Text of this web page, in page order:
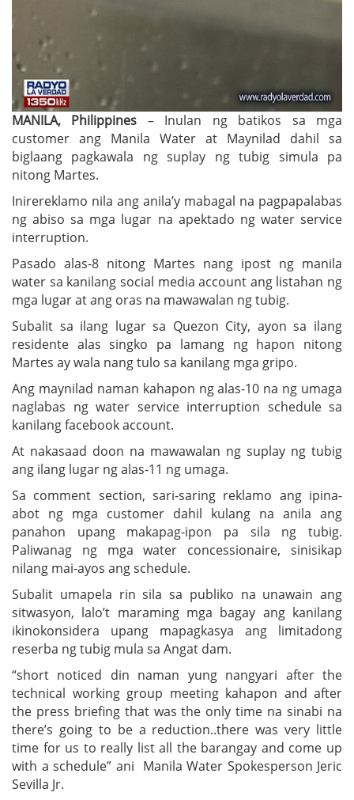
MANILA, Philippines – Inulan ng batikos sa mga
customer ang Manila Water at Maynilad dahil sa
biglaang pagkawala ng suplay ng tubig simula pa
nitong Martes.
Inirereklamo nila ang anila’y mabagal na pagpapalabas
ng abiso sa mga lugar na apektado ng water service
interruption.
Pasado alas-8 nitong Martes nang ipost ng manila
water sa kanilang social media account ang listahan ng
mga lugar at ang oras na mawawalan ng tubig.
Subalit sa ilang lugar sa Quezon City, ayon sa ilang
residente alas singko pa lamang ng hapon nitong
Martes ay wala nang tulo sa kanilang mga gripo.
Ang maynilad naman kahapon ng alas-10 na ng umaga
naglabas ng water service interruption schedule sa
kanilang facebook account.
At nakasaad doon na mawawalan ng suplay ng tubig
ang ilang lugar ng alas-11 ng umaga.
Sa comment section, sari-saring reklamo ang ipina-
abot ng mga customer dahil kulang na anila ang
panahon upang makapag-ipon pa sila ng tubig.
Paliwanag ng mga water concessionaire, sinisikap
nilang mai-ayos ang schedule.
Subalit umapela rin sila sa publiko na unawain ang
sitwasyon, lalo’t maraming mga bagay ang kanilang
ikinokonsidera upang mapagkasya ang limitadong
reserba ng tubig mula sa Angat dam.
“short noticed din naman yung nangyari after the
technical working group meeting kahapon and after
the press briefing that was the only time na sinabi na
there’s going to be a reduction..there was very little
time for us to really list all the barangay and come up
with a schedule” ani Manila Water Spokesperson Jeric
Sevilla Jr.